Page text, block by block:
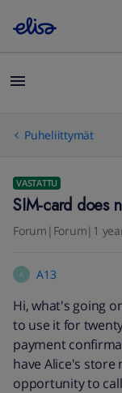
Puheliittymät
VASTATTU
SIM-card does
Forum|Forum|1
A A13
Hi, what's going
to use it for
payment
have Alice's store
opportunity to